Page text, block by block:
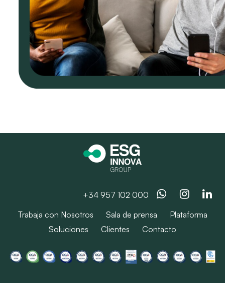
+34 957 102 000 Whatsapp
Trabaja con Nosotros Sala de prensa
Plataforma
Soluciones
Clientes Contacto